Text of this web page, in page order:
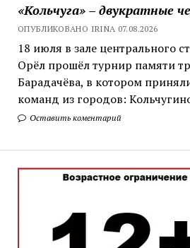
«Кольчуга» – двукратные
ОПУБЛИКОВАНО IRINA 07.08.2026
18 июля в зале центрального
Орёл прошёл турнир памяти
Барадачёва, в котором
команд из городов:
Оставить коментарий